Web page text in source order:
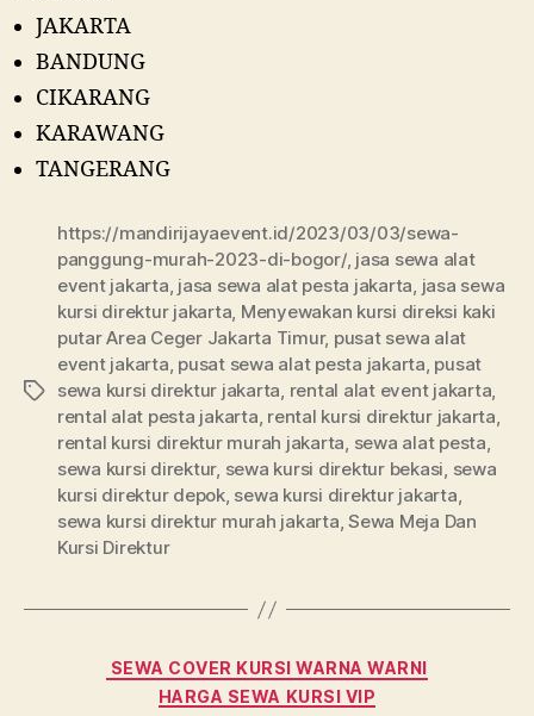
DEPOK
JAKARTA
BANDUNG
CIKARANG
KARAWANG
Tags
https://mandirijayaevent.id/2023/03/03/sewa-
panggung-murah-2023-di-bogor/,jasa sewa alat
event jakarta,jasa sewa alat pesta jakarta,jasa sewa
kursi direktur jakarta,Menyewakan kursi direksi kaki
putar Area Ceger Jakarta Timur,pusat sewa alat
event jakarta,pusat sewa alat pesta jakarta,pusat
sewa kursi direktur jakarta,rental alat event jakarta,
rental alat pesta jakarta,rental kursi direktur jakarta
rental kursi direktur murah jakarta,sewa alat pesta,
sewa kursi direktur,sewa kursi direktur bekasi,sewa
kursi direktur depok,sewa kursi direktur jakarta,
sewa kursi direktur murah jakarta
Categories
SEWA COVER KURSI WARNA WARNI